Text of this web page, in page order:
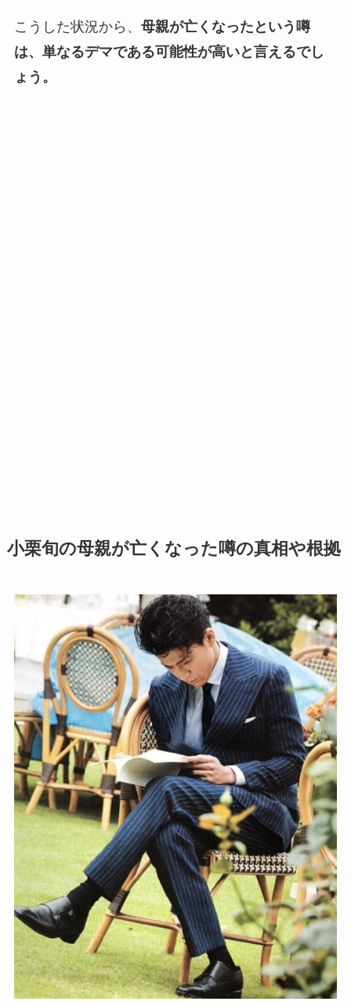
こうした状況から、 母親が亡くなったという噂
は、単なるデマである可能性が高いと言えるでし
ょう。
小栗旬の母親が亡くなった噂の真相や根拠